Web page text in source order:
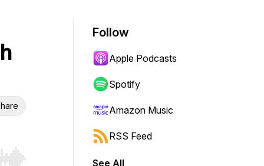
Follow
Apple Podcasts
Spotify
Amazon Music
RSS Feed
See All